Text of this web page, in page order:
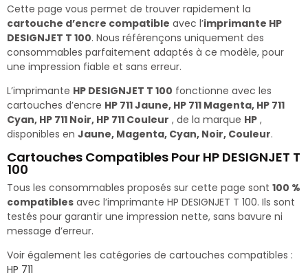
Cette page vous permet de trouver rapidement la
cartouche d’encre compatible avec l’imprimante HP
DESIGNJET T 100. Nous référençons uniquement des
consommables parfaitement adaptés à ce modèle, pour
une impression fiable et sans erreur.
L’imprimante HP DESIGNJET T 100 fonctionne avec les
cartouches d’encre HP 711 Jaune, HP 711 Magenta, HP 711
Cyan, HP 711 Noir, HP 711 Couleur , de la marque HP ,
disponibles en Jaune, Magenta, Cyan, Noir, Couleur.
Cartouches Compatibles Pour HP DESIGNJET T
100
Tous les consommables proposés sur cette page sont 100 %
compatibles avec l’imprimante HP DESIGNJET T 100. Ils sont
testés pour garantir une impression nette, sans bavure ni
message d’erreur.
Voir également les catégories de cartouches compatibles :
HP 711